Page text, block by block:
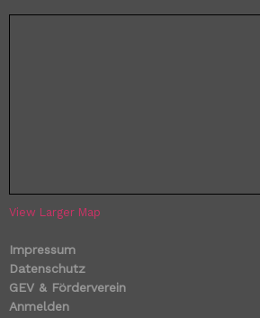
View Larger Map
Impressum
Datenschutz
GEV & Förderverein
Anmelden